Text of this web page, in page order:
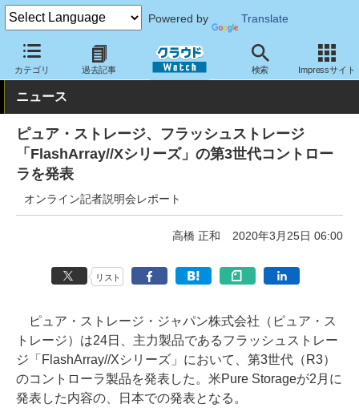
Powered by Translate
カテゴリ 過去記事 検索 Impressサイト
クラウド Watch ハード・インフラ ハードウェア ストレージ
ニュース
ピュア・ストレージ、フラッシュストレージ
「FlashArray//Xシリーズ」の第3世代コントロー
ラを発表
オンライン記者説明会レポート
高橋 正和 2020年3月25日 06:00
リスト
ピュア・ストレージ・ジャパン株式会社（ピュア・ス
トレージ）は24日、主力製品であるフラッシュストレー
ジ「FlashArray//Xシリーズ」において、第3世代（R3）
のコントローラ製品を発表した。米Pure Storageが2月に
発表した内容の、日本での発表となる。